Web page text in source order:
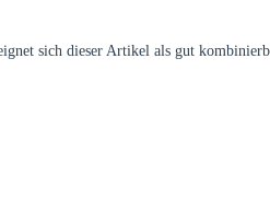
sich dieser Artikel als gut